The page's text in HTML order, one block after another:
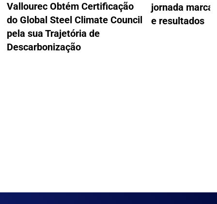
Vallourec Obtém Certificação
do Global Steel Climate Council
pela sua Trajetória de
Descarbonização
jornada
e resultados